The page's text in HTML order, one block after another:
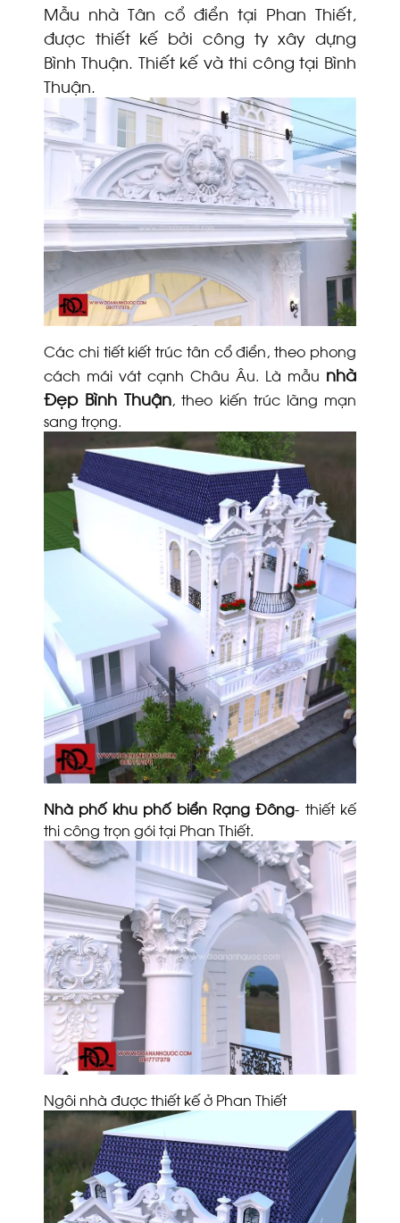
Mẫu nhà Tân cổ điển tại Phan Thiết,
được thiết kế bởi công ty xây dựng
Bình Thuận. Thiết kế và thi công tại Bình
Thuận.
Các chi tiết kiết trúc tân cổ điển, theo​ phong
cách mái vát cạnh Châu Âu. Là mẫu nhà
Đẹp Bình Thuận, theo kiến trúc lãng mạn
sang trọng.
Nhà phố khu phố biển Rạng Đông- thiết kế
thi công trọn gói tại Phan Thiết.
Ngôi nhà được thiết kế ở Phan Thiết